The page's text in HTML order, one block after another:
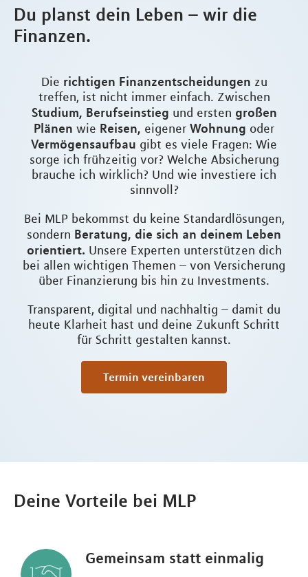
Du planst dein Leben – wir die
Finanzen.
Die richtigen Finanzentscheidungen zu
treffen, ist nicht immer einfach. Zwischen
Studium, Berufseinstieg und ersten großen
Plänen wie Reisen, eigener Wohnung oder
Vermögensaufbau gibt es viele Fragen: Wie
sorge ich frühzeitig vor? Welche Absicherung
brauche ich wirklich? Und wie investiere ich
sinnvoll?
Bei MLP bekommst du keine Standardlösungen,
sondern Beratung, die sich an deinem Leben
orientiert. Unsere Experten unterstützen dich
bei allen wichtigen Themen – von Versicherung
über Finanzierung bis hin zu Investments.
Transparent, digital und nachhaltig – damit du
heute Klarheit hast und deine Zukunft Schritt
für Schritt gestalten kannst.
Termin vereinbaren
Deine Vorteile bei MLP
Gemeinsam statt einmalig